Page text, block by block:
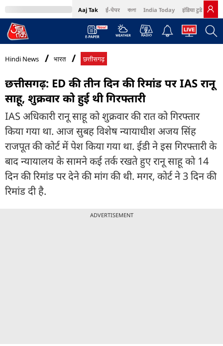
Aaj Tak ई-पेपर বাংলা India Today इंडिया टुडे हिंदी
MumbaiTak Cosmopolitan Harper's Bazaar Northeast
Hindi News भारत छत्तीसगढ़
छत्तीसगढ़: ED की तीन दिन की रिमांड पर IAS रानू
साहू, शुक्रवार को हुई थी गिरफ्तारी
IAS अधिकारी रानू साहू को शुक्रवार की रात को गिरफ्तार
किया गया था. आज सुबह विशेष न्यायाधीश अजय सिंह
राजपूत की कोर्ट में पेश किया गया था. ईडी ने इस गिरफ्तारी के
बाद न्यायालय के सामने कई तर्क रखते हुए रानू साहू को 14
दिन की रिमांड पर देने की मांग की थी. मगर, कोर्ट ने 3 दिन की
रिमांड दी है.
ADVERTISEMENT